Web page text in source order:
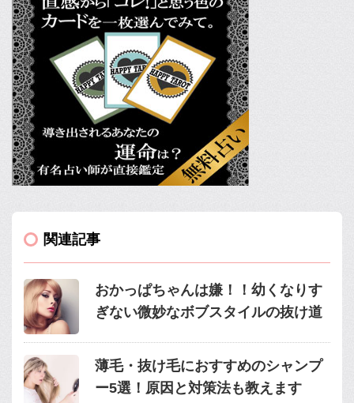
関連記事
おかっぱちゃんは嫌！！幼くなりす
ぎない微妙なボブスタイルの抜け道
薄毛・抜け毛におすすめのシャンプ
ー5選！原因と対策法も教えます